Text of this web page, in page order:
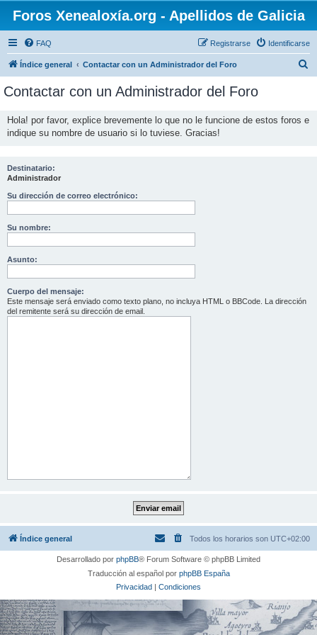
Foros Xenealoxía.org - Apellidos de Galicia
FAQ Identificarse
Registrarse
Índice general Contactar con un Administrador del Foro
Contactar con un Administrador del Foro
Hola! por favor, explice brevemente lo que no le funcione de estos foros e
indique su nombre de usuario si lo tuviese. Gracias!
Destinatario:
Administrador
Su dirección de correo electrónico:
Su nombre:
Asunto:
Cuerpo del mensaje:
Este mensaje será enviado como texto plano, no incluya HTML o BBCode. La dirección
del remitente será su dirección de email.
Índice general Todos los horarios son UTC+02:00
Desarrollado por phpBB® Forum Software © phpBB Limited
Traducción al español por phpBB España
Privacidad | Condiciones